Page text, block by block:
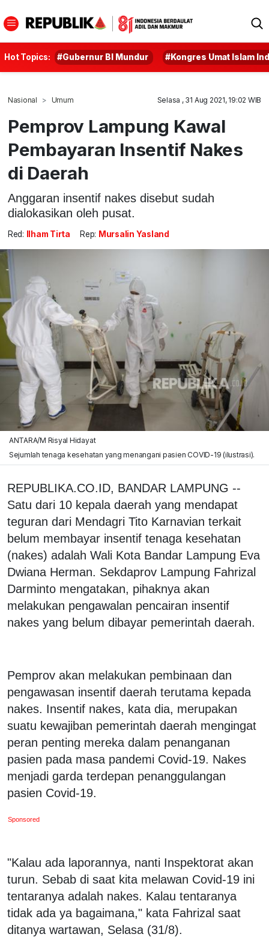
Hot Topics: #Gubernur BI Mundur #Kongres Umat Islam
Nasional Umum Selasa , 31 Aug 2021, 19:02 WIB
Pemprov Lampung Kawal
Pembayaran Insentif Nakes
di Daerah
Anggaran insentif nakes disebut sudah
dialokasikan oleh pusat.
Red: Ilham Tirta Rep: Mursalin Yasland
ANTARA/M Risyal Hidayat
Sejumlah tenaga kesehatan yang menangani pasien COVID-19 (ilustrasi).
REPUBLIKA.CO.ID, BANDAR LAMPUNG --
Satu dari 10 kepala daerah yang mendapat
teguran dari Mendagri Tito Karnavian terkait
belum membayar insentif tenaga kesehatan
(nakes) adalah Wali Kota Bandar Lampung Eva
Dwiana Herman. Sekdaprov Lampung Fahrizal
Darminto mengatakan, pihaknya akan
melakukan pengawalan pencairan insentif
nakes yang belum dibayar pemerintah daerah.
Pemprov akan melakukan pembinaan dan
pengawasan insentif daerah terutama kepada
nakes. Insentif nakes, kata dia, merupakan
suatu kewajiban pemerintah daerah mengingat
peran penting mereka dalam penanganan
pasien pada masa pandemi Covid-19. Nakes
menjadi garda terdepan penanggulangan
pasien Covid-19.
Sponsored
"Kalau ada laporannya, nanti Inspektorat akan
turun. Sebab di saat kita melawan Covid-19 ini
tentaranya adalah nakes. Kalau tentaranya
tidak ada ya bagaimana," kata Fahrizal saat
ditanya wartawan, Selasa (31/8).